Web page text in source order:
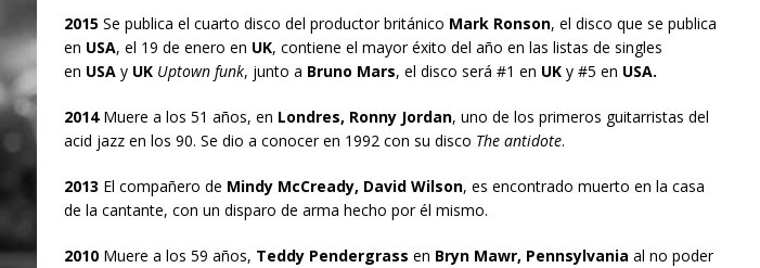
2015Se publica el cuarto disco del productor británico Mark Ronson, el disco que se publica
en USA, el 19 de enero en UK, contiene el mayor éxito del año en las listas de singles
en USAy UK Uptown funk, junto a Bruno Mars, el disco será #1 en UKy #5 en USA.
2014Muere a los 51 años, en Londres, Ronny Jordan, uno de los primeros guitarristas del
acid jazz en los 90. Se dio a conocer en 1992 con su disco The antidote.
2013 El compañero de Mindy McCready, David Wilson, es encontrado muerto en la casa
de la cantante, con un disparo de arma hecho por él mismo.
2010Muere a los 59 años, Teddy Pendergrass en Bryn Mawr, Pennsylvania al no poder